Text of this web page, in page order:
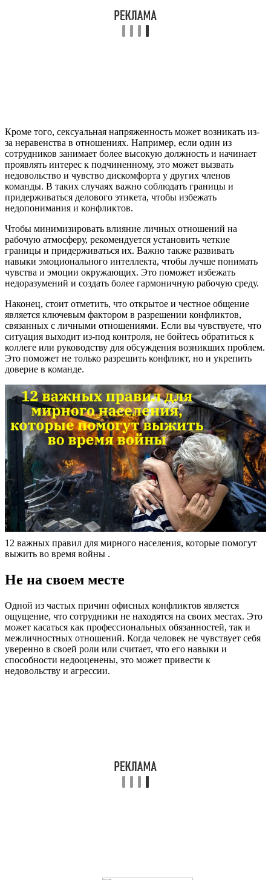
Кроме того, сексуальная напряженность может возникать из-
за неравенства в отношениях. Например, если один из
сотрудников занимает более высокую должность и начинает
проявлять интерес к подчиненному, это может вызвать
недовольство и чувство дискомфорта у других членов
команды. В таких случаях важно соблюдать границы и
придерживаться делового этикета, чтобы избежать
недопонимания и конфликтов.
Чтобы минимизировать влияние личных отношений на
рабочую атмосферу, рекомендуется установить четкие
границы и придерживаться их. Важно также развивать
навыки эмоционального интеллекта, чтобы лучше понимать
чувства и эмоции окружающих. Это поможет избежать
недоразумений и создать более гармоничную рабочую среду.
Наконец, стоит отметить, что открытое и честное общение
является ключевым фактором в разрешении конфликтов,
связанных с личными отношениями. Если вы чувствуете, что
ситуация выходит из-под контроля, не бойтесь обратиться к
коллеге или руководству для обсуждения возникших проблем.
Это поможет не только разрешить конфликт, но и укрепить
доверие в команде.
12 важных правил для мирного населения, которые помогут
выжить во время войны .
Не на своем месте
Одной из частых причин офисных конфликтов является
ощущение, что сотрудники не находятся на своих местах. Это
может касаться как профессиональных обязанностей, так и
межличностных отношений. Когда человек не чувствует себя
уверенно в своей роли или считает, что его навыки и
способности недооценены, это может привести к
недовольству и агрессии.